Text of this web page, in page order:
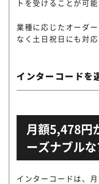
トを受けることが可能
業種に応じたオーダ
なく土日祝日にも対
インターコードを
月額5,478円
ーズナブル
インターコードは、